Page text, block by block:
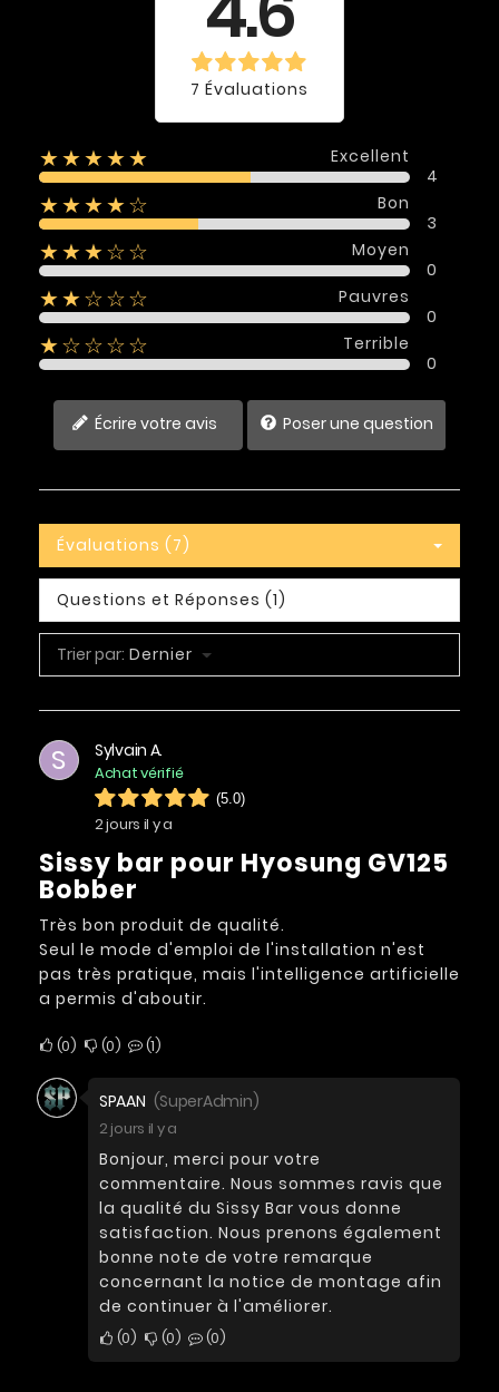
7 Évaluations
★★★★★
Excellent
4
★★★★☆
Bon
3
★★★☆☆
Moyen
0
★★☆☆☆
Pauvres
0
★☆☆☆☆
Terrible
0
Écrire votre avis Poser une question
Évaluations (7)
Questions et Réponses (1)
Trier par: Dernier
S Sylvain A.
Achat vérifié
(5.0)
2 jours il y a
Sissy bar pour Hyosung GV125
Bobber
Très bon produit de qualité.
Seul le mode d'emploi de l'installation n'est
pas très pratique, mais l'intelligence artificielle
a permis d'aboutir.
0 0 1
SPAAN (SuperAdmin)
2 jours il y a
Bonjour, merci pour votre
commentaire. Nous sommes ravis que
la qualité du Sissy Bar vous donne
satisfaction. Nous prenons également
bonne note de votre remarque
concernant la notice de montage afin
de continuer à l'améliorer.
0 0 0